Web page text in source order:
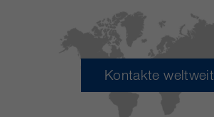
Kontakte weltweit